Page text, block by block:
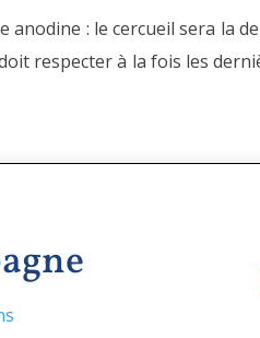
anodine : le cercueil sera la
respecter à la fois les